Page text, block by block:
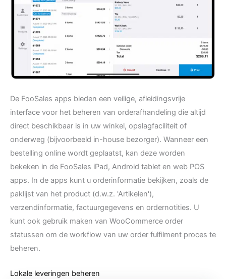
De FooSales apps bieden een veilige, afleidingsvrije
interface voor het beheren van orderafhandeling die altijd
direct beschikbaar is in uw winkel, opslagfaciliteit of
onderweg (bijvoorbeeld in-house bezorger). Wanneer een
bestelling online wordt geplaatst, kan deze worden
bekeken in de FooSales iPad, Android tablet en web POS
apps. In de apps kunt u orderinformatie bekijken, zoals de
paklijst van het product (d.w.z. 'Artikelen'),
verzendinformatie, factuurgegevens en ordernotities. U
kunt ook gebruik maken van WooCommerce order
statussen om de workflow van uw order fulfilment proces te
beheren.
Lokale leveringen beheren